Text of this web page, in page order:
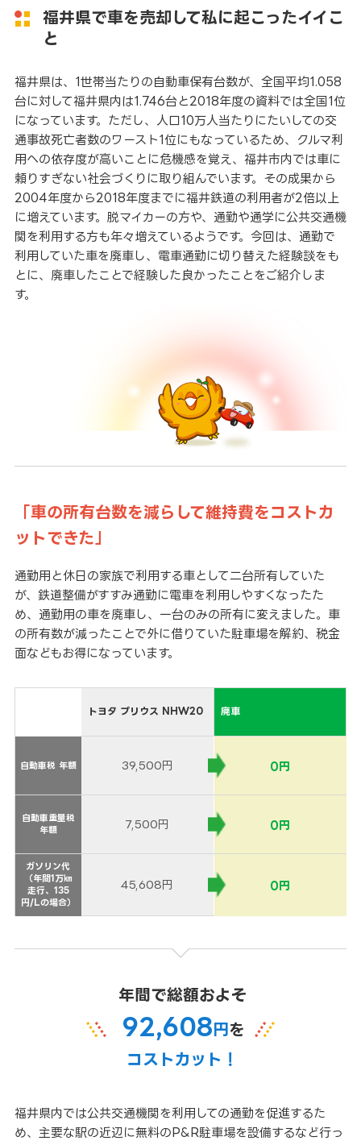
福井県で車を売却して私に起こったイイこ
と
福井県は、1世帯当たりの自動車保有台数が、全国平均1.058
台に対して福井県内は1.746台と2018年度の資料では全国1位
になっています。ただし、人口10万人当たりにたいしての交
通事故死亡者数のワースト1位にもなっているため、クルマ利
用への依存度が高いことに危機感を覚え、福井市内では車に
頼りすぎない社会づくりに取り組んでいます。その成果から
2004年度から2018年度までに福井鉄道の利用者が2倍以上
に増えています。脱マイカーの方や、通勤や通学に公共交通機
関を利用する方も年々増えているようです。今回は、通勤で
利用していた車を廃車し、電車通勤に切り替えた経験談をも
とに、廃車したことで経験した良かったことをご紹介しま
す。
「車の所有台数を減らして維持費をコストカ
ットできた」
通勤用と休日の家族で利用する車として二台所有していた
が、鉄道整備がすすみ通勤に電車を利用しやすくなったた
め、通勤用の車を廃車し、一台のみの所有に変えました。車
の所有数が減ったことで外に借りていた駐車場を解約、税金
面などもお得になっています。
トヨタ プリウス NHW20
自動車税 年額 39,500円
自動車重量税
年額
7,500円
ガソリン代
（年間1万㎞
走行、135
円/Lの場合）
45,608円
廃車
自動車税 年額 0円
自動車重量税
年額
0円
ガソリン代
（年間1万㎞
走行、135
円/Lの場合）
0円
年間で総額およそ
92,608円を
コストカット！
福井県内では公共交通機関を利用しての通勤を促進するた
め、主要な駅の近辺に無料のP&R駐車場を設備するなど行っ